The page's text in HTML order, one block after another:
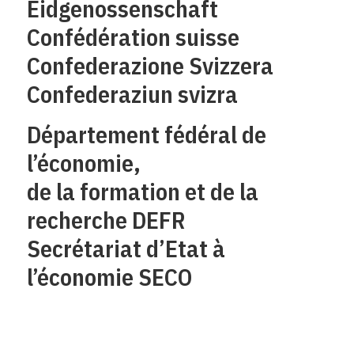
Eidgenossenschaft
Confédération suisse
Confederazione Svizzera
Confederaziun svizra
Département fédéral de
l’économie,
de la formation et de la
recherche DEFR
Secrétariat d’Etat à
l’économie SECO